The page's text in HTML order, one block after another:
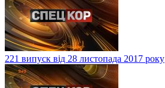
221 випуск від 28 листопада 2017 року